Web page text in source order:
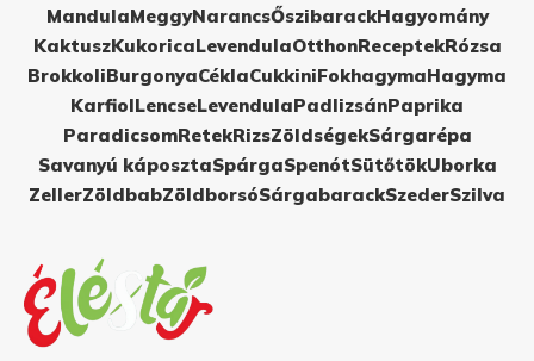
MandulaMeggyNarancsŐszibarackHagyomány
KaktuszKukoricaLevendulaOtthonReceptekRózsa
BrokkoliBurgonyaCéklaCukkiniFokhagymaHagyma
KarfiolLencseLevendulaPadlizsánPaprika
ParadicsomRetekRizsZöldségekSárgarépa
Savanyú káposztaSpárgaSpenótSütőtökUborka
ZellerZöldbabZöldborsóSárgabarackSzederSzilva